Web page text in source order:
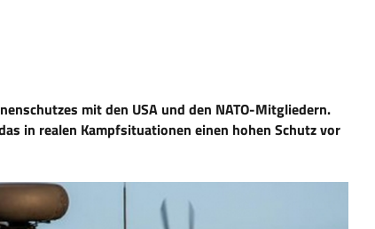
mit den USA und den NATO-Mitgliedern.
in realen Kampfsituationen einen hohen Schutz vor